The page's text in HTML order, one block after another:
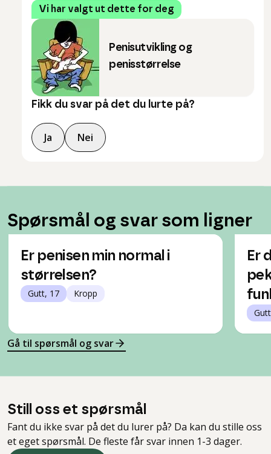
Vi har valgt ut dette for deg
Penisutvikling og
penisstørrelse
Fikk du svar på det du lurte på?
Ja Nei
Spørsmål og svar som ligner
Er penisen min normal i
størrelsen?
Gutt, 17 Kropp
Er
Gå til spørsmål og svar
Still oss et spørsmål
Fant du ikke svar på det du lurer på? Da kan du stille oss
et eget spørsmål. De fleste får svar innen 1-3 dager.